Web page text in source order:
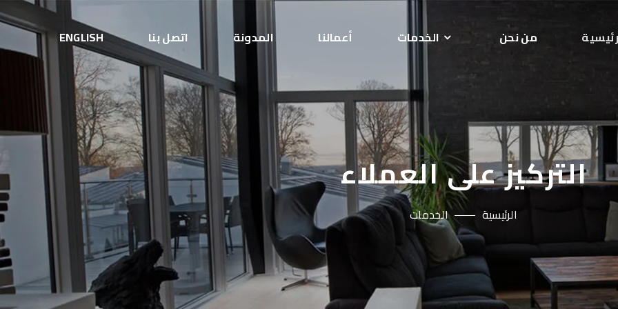
من نحن الخدمات أعمالنا المدونة اتصل بنا ENGLISH
التركيز على العملاء
الرئيسية الخدمات